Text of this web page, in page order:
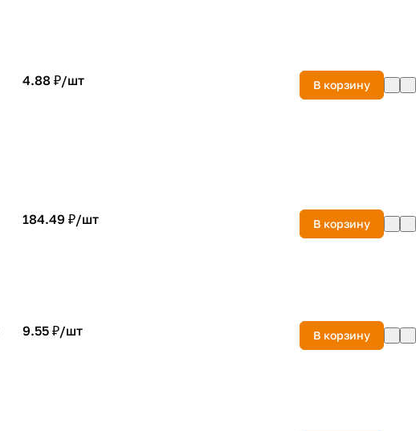
4.88 ₽/шт В корзину
184.49 ₽/шт В корзину
9.55 ₽/шт В корзину